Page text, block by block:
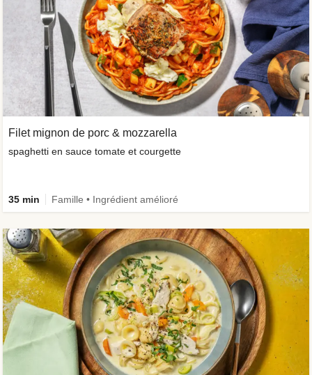
Filet mignon de porc & mozzarella
spaghetti en sauce tomate et courgette
35 min Famille • Ingrédient amélioré